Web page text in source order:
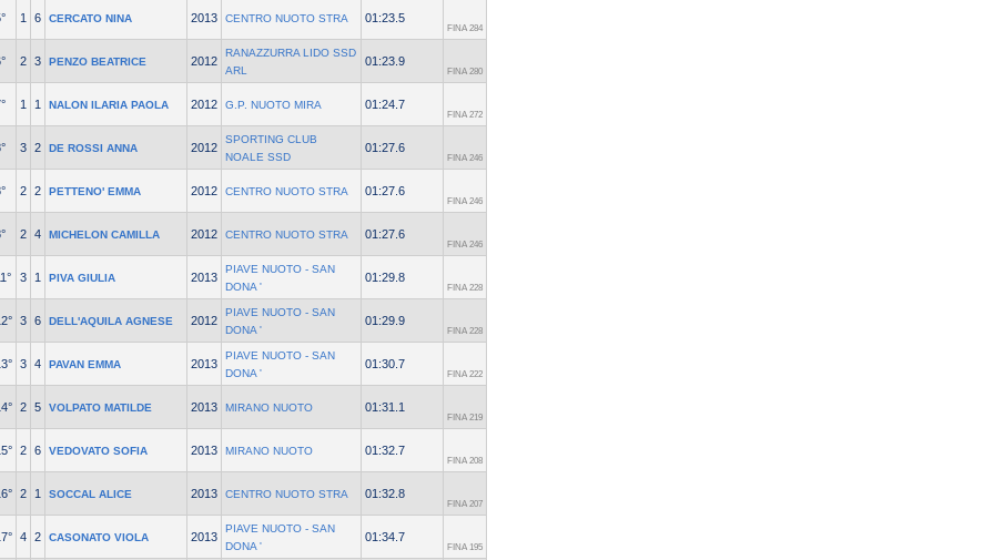
1 6 CERCATO NINA 2013 CENTRO NUOTO STRA 01:23.5
FINA 284
2 3 PENZO BEATRICE 2012
RANAZZURRA LIDO SSD
ARL
01:23.9
FINA 280
1 1 NALON ILARIA PAOLA 2012 G.P. NUOTO MIRA 01:24.7
FINA 272
3 2 DE ROSSI ANNA 2012
SPORTING CLUB
NOALE SSD
01:27.6
FINA 246
2 2 PETTENO' EMMA 2012 CENTRO NUOTO STRA 01:27.6
FINA 246
2 4 MICHELON CAMILLA 2012 CENTRO NUOTO STRA 01:27.6
FINA 246
3 1 PIVA GIULIA 2013
PIAVE NUOTO - SAN
DONA '
01:29.8
FINA 228
3 6 DELL'AQUILA AGNESE 2012
PIAVE NUOTO - SAN
DONA '
01:29.9
FINA 228
3 4 PAVAN EMMA 2013
PIAVE NUOTO - SAN
DONA '
01:30.7
FINA 222
2 5 VOLPATO MATILDE 2013 MIRANO NUOTO 01:31.1
FINA 219
2 6 VEDOVATO SOFIA 2013 MIRANO NUOTO 01:32.7
FINA 208
2 1 SOCCAL ALICE 2013 CENTRO NUOTO STRA 01:32.8
FINA 207
4 2 CASONATO VIOLA 2013
PIAVE NUOTO - SAN
DONA '
01:34.7
FINA 195